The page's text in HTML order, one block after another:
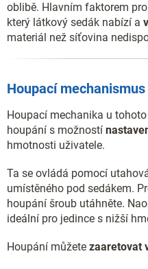
oblibě. Hlavním faktorem
který látkový sedák nabízí a
materiál než síťovina
Houpací mechanismus
Houpací mechanika u
houpání s možností
hmotnosti uživatele.
Ta se ovládá pomocí
umístěného pod sedákem.
houpání šroub utáhněte.
ideální pro jedince s nižší
Houpání můžete zaaretovat